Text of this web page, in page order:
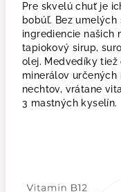
Pre skvelú chuť je
bobúľ. Bez
ingrediencie našich
tapiokový sirup,
olej. Medvedíky tiež
minerálov určených
nechtov, vrátane
3 mastných kyselín.